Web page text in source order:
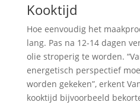
Kooktijd
Hoe eenvoudig het
lang. Pas na 12-14 dagen
olie stroperig te worden.
energetisch perspectief
worden gekeken”, erkent
kooktijd bijvoorbeeld